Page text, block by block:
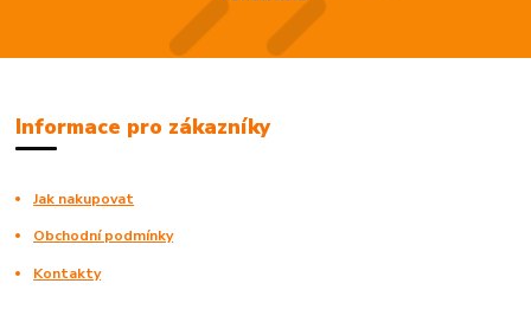
Informace pro zákazníky
Jak nakupovat
Obchodní podmínky
Kontakty